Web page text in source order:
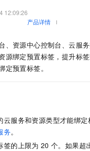
12:09:26
产品详情
、资源中心控制台、云服
源绑定预置标签，提升标
定预置标签。
云服务和资源类型才能绑
务。
签的上限为 20 个。如果超